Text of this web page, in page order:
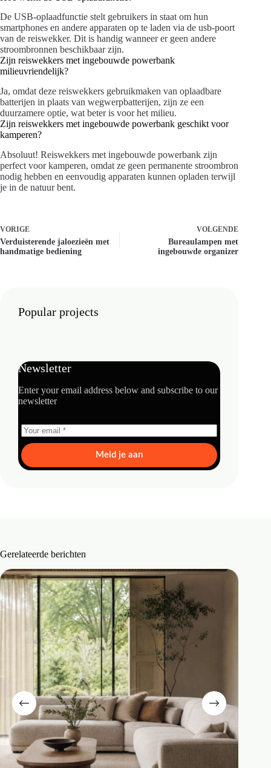
De USB-oplaadfunctie stelt gebruikers in staat om hun
smartphones en andere apparaten op te laden via de usb-poort
van de reiswekker. Dit is handig wanneer er geen andere
stroombronnen beschikbaar zijn.
Zijn reiswekkers met ingebouwde powerbank
milieuvriendelijk?
Ja, omdat deze reiswekkers gebruikmaken van oplaadbare
batterijen in plaats van wegwerpbatterijen, zijn ze een
duurzamere optie, wat beter is voor het milieu.
Zijn reiswekkers met ingebouwde powerbank geschikt voor
kamperen?
Absoluut! Reiswekkers met ingebouwde powerbank zijn
perfect voor kamperen, omdat ze geen permanente stroombron
nodig hebben en eenvoudig apparaten kunnen opladen terwijl
je in de natuur bent.
VORIGE
Verduisterende jaloezieën met
handmatige bediening
VOLGENDE
Bureaulampen met
ingebouwde organizer
Popular projects
Newsletter
Enter your email address below and subscribe to our
newsletter
Meld je aan
Gerelateerde berichten